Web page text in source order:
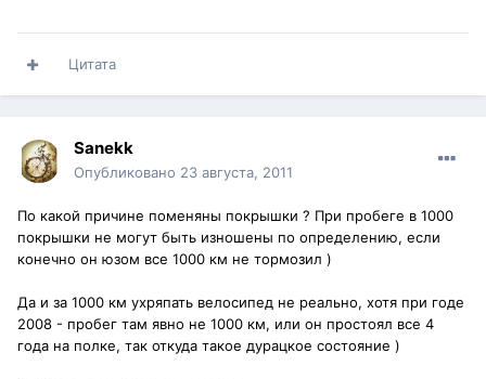
Цитата
Sanekk
Опубликовано 23 августа, 2011
По какой причине поменяны покрышки ? При пробеге в 1000
покрышки не могут быть изношены по определению, если
конечно он юзом все 1000 км не тормозил )
Да и за 1000 км ухряпать велосипед не реально, хотя при годе
2008 - пробег там явно не 1000 км, или он простоял все 4
года на полке, так откуда такое дурацкое состояние )